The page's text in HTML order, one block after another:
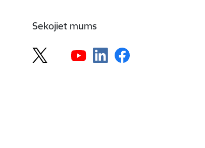
Sekojiet mums